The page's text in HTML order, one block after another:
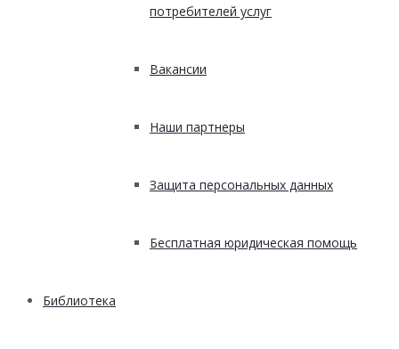
потребителей услуг
Вакансии
Наши партнеры
Защита персональных данных
Бесплатная юридическая помощь
Библиотека